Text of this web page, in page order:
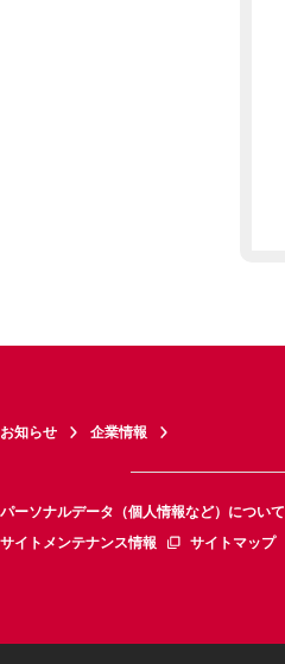
お知らせ 企業情報
パーソナルデータ（個人情報など）について
サイトメンテナンス情報
サイトマップ